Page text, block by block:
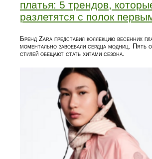
платья: 5 трендов,
разлетятся с полок
Бренд Zara представил коллекцию весенних
моментально завоевали сердца модниц. Пять
стилей обещают стать хитами сезона.